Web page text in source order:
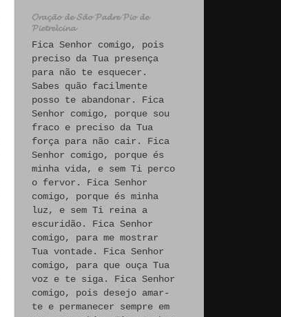
𝓞𝓻𝓪𝓬̧𝓪̃𝓸 𝓭𝓮 𝓢𝓪̃𝓸 𝓟𝓪𝓭𝓻𝓮 𝓟𝓲𝓸 𝓭𝓮
𝓟𝓲𝓮𝓽𝓻𝓮𝓵𝓬𝓲𝓷𝓪
Fica Senhor comigo, pois
preciso da Tua presença
para não te esquecer.
Sabes quão facilmente
posso te abandonar. Fica
Senhor comigo, porque sou
fraco e preciso da Tua
força para não cair. Fica
Senhor comigo, porque és
minha vida, e sem Ti perco
o fervor. Fica Senhor
comigo, porque és minha
luz, e sem Ti reina a
escuridão. Fica Senhor
comigo, para me mostrar
Tua vontade. Fica Senhor
comigo, para que ouça Tua
voz e te siga. Fica Senhor
comigo, pois desejo amar-
te e permanecer sempre em